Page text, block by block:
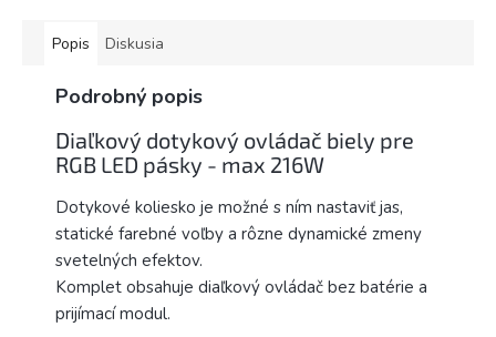
Popis Diskusia
Podrobný popis
Diaľkový dotykový ovládač biely pre
RGB LED pásky - max 216W
Dotykové koliesko je možné s ním nastaviť jas,
statické farebné voľby a rôzne dynamické zmeny
svetelných efektov.
Komplet obsahuje diaľkový ovládač bez batérie a
prijímací modul.